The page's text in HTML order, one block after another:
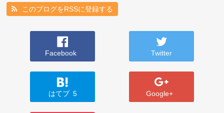
このブログをRSSに登録する
Facebook Twitter
はてブ 5 Google+